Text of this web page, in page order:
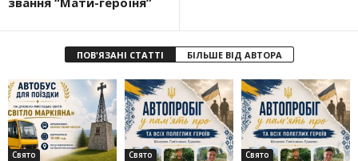
ПОВ'ЯЗАНІ СТАТТІ БІЛЬШЕ ВІД АВТОРА
Свято Свято Свято